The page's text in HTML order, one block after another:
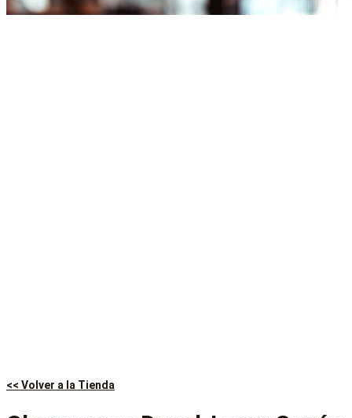
<< Volver a la Tienda